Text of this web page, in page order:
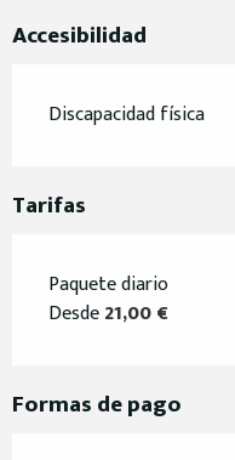
Accesibilidad
Discapacidad física
Tarifas
Paquete diario
Desde21,00 €
Formas de pago